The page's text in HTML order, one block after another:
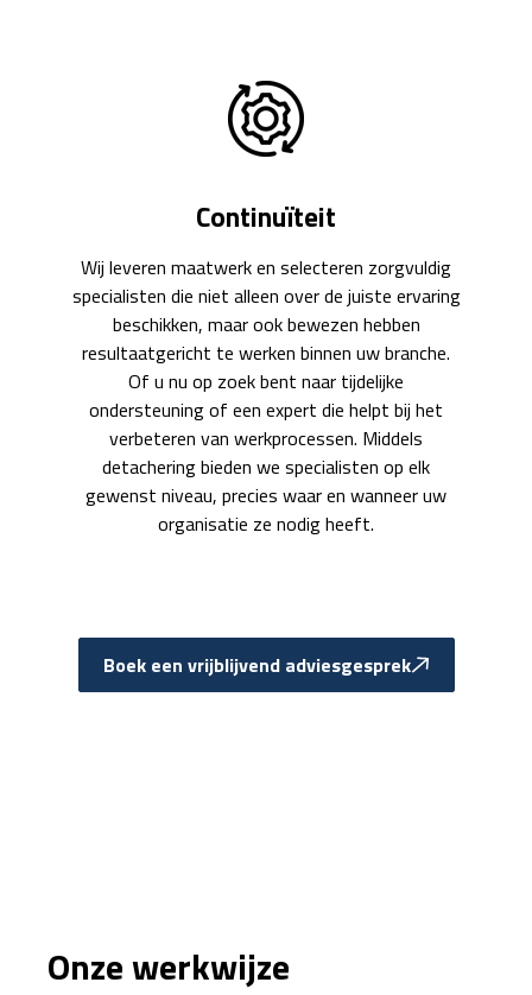
Continuïteit
Wij leveren maatwerk en selecteren zorgvuldig
specialisten die niet alleen over de juiste ervaring
beschikken, maar ook bewezen hebben
resultaatgericht te werken binnen uw branche.
Of u nu op zoek bent naar tijdelijke
ondersteuning of een expert die helpt bij het
verbeteren van werkprocessen. Middels
detachering bieden we specialisten op elk
gewenst niveau, precies waar en wanneer uw
organisatie ze nodig heeft.
Boek een vrijblijvend adviesgesprek
Onze werkwijze